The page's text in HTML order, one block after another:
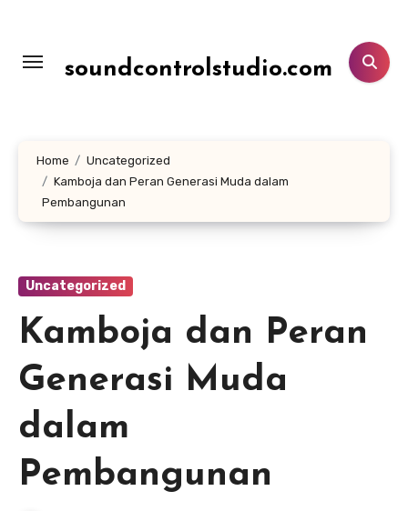
konten
soundcontrolstudio.com
Home
Uncategorized
Kamboja dan Peran Generasi Muda dalam
Pembangunan
Uncategorized
Kamboja dan Peran
Generasi Muda
dalam
Pembangunan